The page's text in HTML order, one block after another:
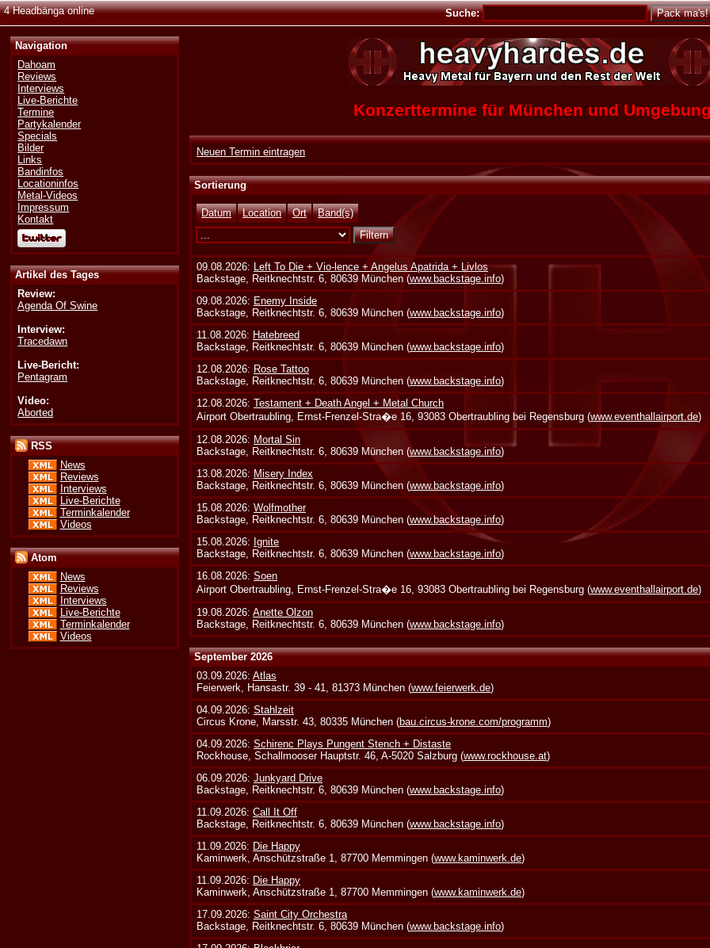
4 Headbänga online Suche:
Navigation
Dahoam
Reviews
Interviews
Live-Berichte
Termine
Partykalender
Specials
Bilder
Links
Bandinfos
Locationinfos
Metal-Videos
Impressum
Kontakt
Artikel des Tages
Review:
Agenda Of Swine
Interview:
Tracedawn
Live-Bericht:
Pentagram
Video:
Aborted
RSS
News
Reviews
Interviews
Live-Berichte
Terminkalender
Videos
Atom
News
Reviews
Interviews
Live-Berichte
Terminkalender
Videos
Konzerttermine für München und Umgebung
Neuen Termin eintragen
Sortierung
Datum Location Ort Band(s)
09.08.2026: Left To Die + Vio-lence + Angelus Apatrida + Livlos
Backstage, Reitknechtstr. 6, 80639 München (www.backstage.info)
09.08.2026: Enemy Inside
Backstage, Reitknechtstr. 6, 80639 München (www.backstage.info)
11.08.2026: Hatebreed
Backstage, Reitknechtstr. 6, 80639 München (www.backstage.info)
12.08.2026: Rose Tattoo
Backstage, Reitknechtstr. 6, 80639 München (www.backstage.info)
12.08.2026:Testament + Death Angel + Metal Church
Airport Obertraubling, Ernst-Frenzel-Stra�e 16, 93083 Obertraubling bei Regensburg (www.eventhallairport.de)
12.08.2026: Mortal Sin
Backstage, Reitknechtstr. 6, 80639 München (www.backstage.info)
13.08.2026: Misery Index
Backstage, Reitknechtstr. 6, 80639 München (www.backstage.info)
15.08.2026:Wolfmother
Backstage, Reitknechtstr. 6, 80639 München (www.backstage.info)
15.08.2026: Ignite
Backstage, Reitknechtstr. 6, 80639 München (www.backstage.info)
16.08.2026:Soen
Airport Obertraubling, Ernst-Frenzel-Stra�e 16, 93083 Obertraubling bei Regensburg (www.eventhallairport.de)
19.08.2026:Anette Olzon
Backstage, Reitknechtstr. 6, 80639 München (www.backstage.info)
September 2026
03.09.2026:Atlas
Feierwerk, Hansastr. 39 - 41, 81373 München (www.feierwerk.de)
04.09.2026:Stahlzeit
Circus Krone, Marsstr. 43, 80335 München (bau.circus-krone.com/programm)
04.09.2026:Schirenc Plays Pungent Stench + Distaste
Rockhouse, Schallmooser Hauptstr. 46, A-5020 Salzburg (www.rockhouse.at)
06.09.2026:Junkyard Drive
Backstage, Reitknechtstr. 6, 80639 München (www.backstage.info)
11.09.2026:Call It Off
Backstage, Reitknechtstr. 6, 80639 München (www.backstage.info)
11.09.2026: Die Happy
Kaminwerk, Anschützstraße 1, 87700 Memmingen (www.kaminwerk.de)
11.09.2026: Die Happy
Kaminwerk, Anschützstraße 1, 87700 Memmingen (www.kaminwerk.de)
17.09.2026:Saint City Orchestra
Backstage, Reitknechtstr. 6, 80639 München (www.backstage.info)